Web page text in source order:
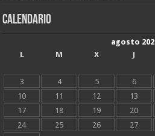
CALENDARIO
agosto
L
M X J
3
4 5 6
10
11 12 13
17
18 19 20
24
25 26 27